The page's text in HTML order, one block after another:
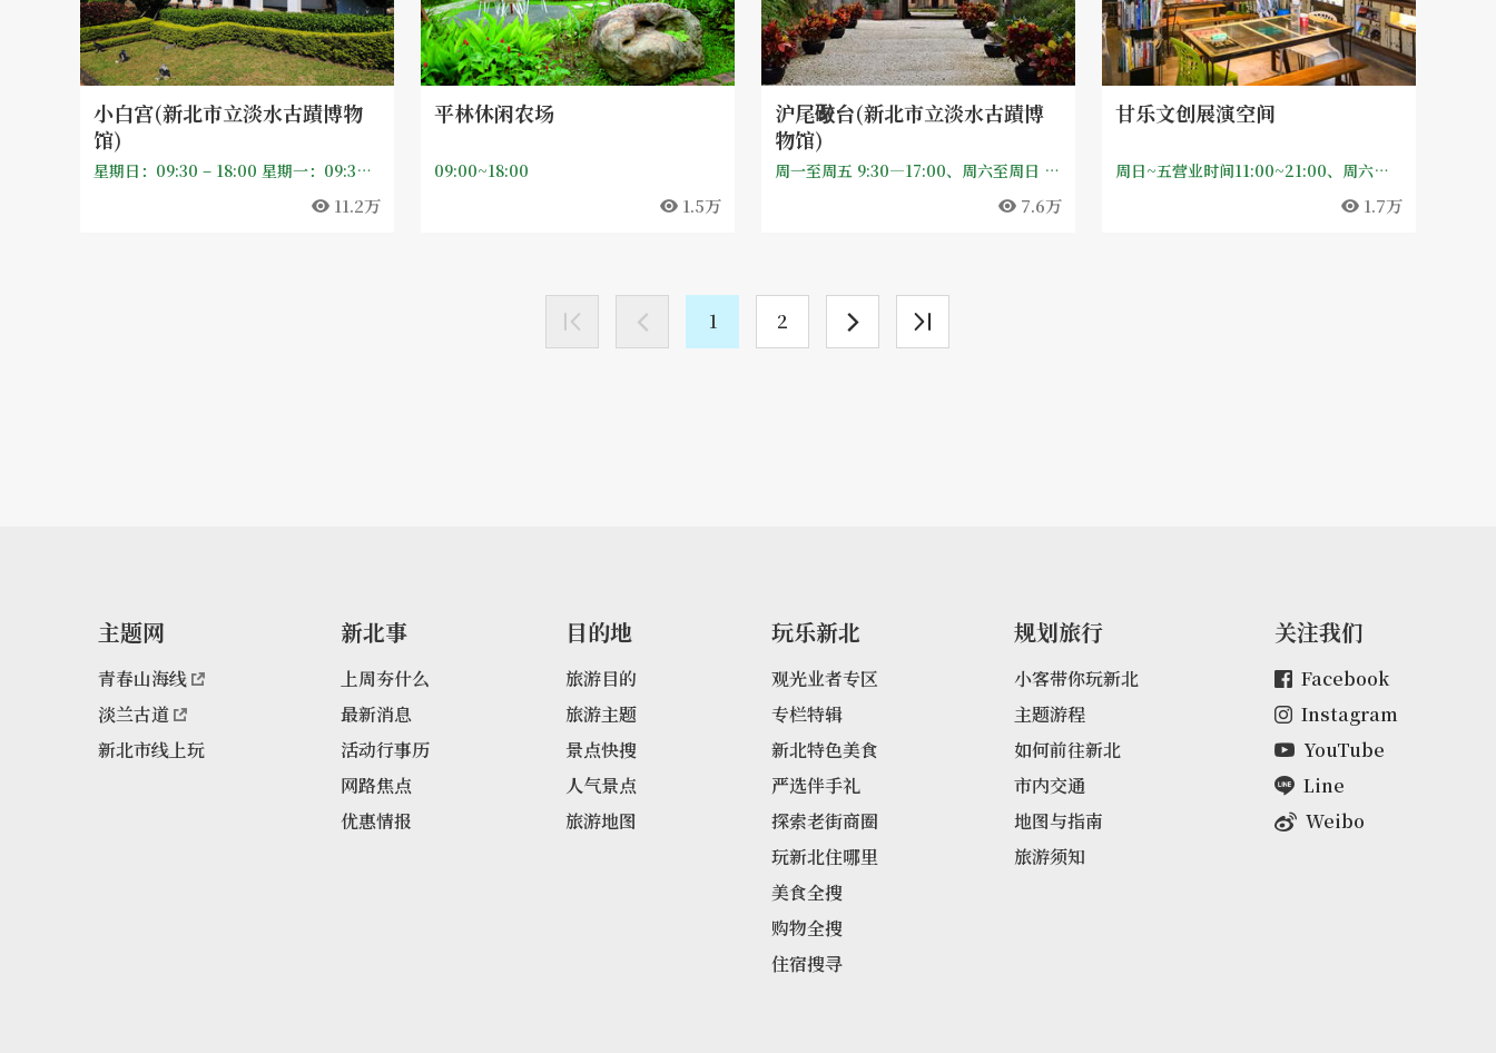
小白宫(新北市立淡水古蹟博物
馆)
星期日：09:30 – 18:00 星期一：09:30 – 17:00 星期二：09:30 – 17:00 星期三：09:30 – 17:00 星期四：09:30 – 17:00 星期五：09:30 – 17:00 星期六：09:30 – 18:00
11.2万
平林休闲农场
09:00~18:00
1.5万
沪尾礮台(新北市立淡水古蹟博
物馆)
周一至周五 9:30—17:00、周六至周日 9:30—18:00；【公休日】每月第一个星期一（若适逢国定假日照常开放，隔日休馆）、农历除夕、年初一、政府公告之天然灾害停止上班日，其他必要之休馆日将另行公告。
7.6万
甘乐文创展演空间
周日~五营业时间11:00~21:00、周六营业时间11:00~22:00
1.7万
1 2
主题网
青春山海线
淡兰古道
新北市线上玩
新北事
上周夯什么
最新消息
活动行事历
网路焦点
优惠情报
目的地
旅游目的
旅游主题
景点快搜
人气景点
旅游地图
玩乐新北
观光业者专区
专栏特辑
新北特色美食
严选伴手礼
探索老街商圈
玩新北住哪里
美食全搜
购物全搜
住宿搜寻
规划旅行
小客带你玩新北
主题游程
如何前往新北
市内交通
地图与指南
旅游须知
关注我们
Facebook
Instagram
YouTube
Line
Weibo